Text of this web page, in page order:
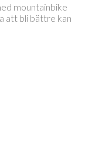
mountainbike
att bli bättre kan